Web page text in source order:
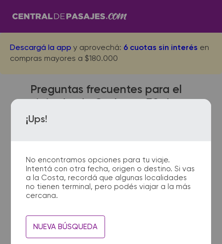
Descargá la app y aprovechá: 6 cuotas sin interés en
compras mayores a $180.000
¡Ups!
No encontramos opciones para tu viaje.
Intentá con otra fecha, origen o destino. Si vas
a la Costa, recordá que algunas localidades
no tienen terminal, pero podés viajar a la más
cercana.
NUEVA BÚSQUEDA
Preguntas frecuentes para el
Agosto
¿Dónde quedan las
terminales de micro de
Casbas a 30 de Agosto?
Casbas queda ubicada en
Terminal - Juan M. De Rosas 40.
La terminal de colectivos de 30